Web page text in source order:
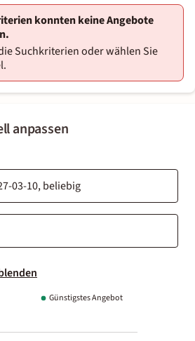
anpassen
Günstigstes Angebot
konnten keine Angebote
Suchkriterien oder wählen Sie